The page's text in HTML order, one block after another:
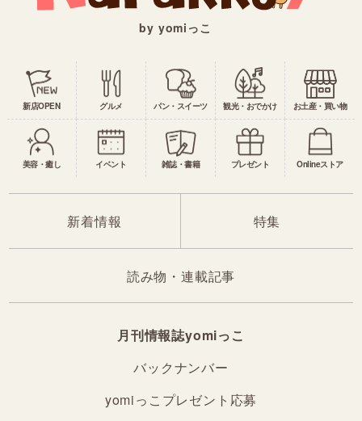
by yomiっこ
新店OPEN グルメ パン・スイーツ 観光・おでかけ お土産・買い物
美容・癒し イベント 雑誌・書籍 プレゼント Onlineストア
新着情報 特集
読み物・連載記事
月刊情報誌yomiっこ
バックナンバー
yomiっこプレゼント応募